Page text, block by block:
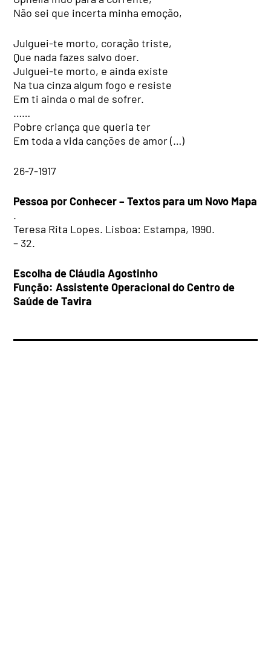
Não sei que incerta minha emoção,
Julguei-te morto, coração triste,
Que nada fazes salvo doer.
Julguei-te morto, e ainda existe
Na tua cinza algum fogo e resiste
Em ti ainda o mal de sofrer.
……
Pobre criança que queria ter
Em toda a vida canções de amor (…)
26-7-1917
Pessoa por Conhecer – Textos para um Novo Mapa
.
Teresa Rita Lopes. Lisboa: Estampa, 1990.
– 32.
Escolha de Cláudia Agostinho
Função: Assistente Operacional do Centro de
Saúde de Tavira